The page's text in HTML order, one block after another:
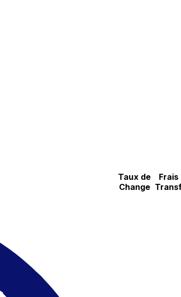
Taux de
Change
Frais